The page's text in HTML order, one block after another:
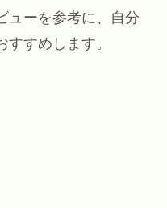
ューを参考に、自分
すめします。